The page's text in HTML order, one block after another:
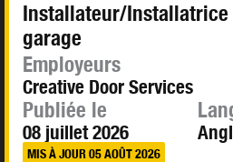
Installateur/Installatrice
garage
Employeurs
Creative Door Services
Publiée le
08 juillet 2026
MIS À JOUR 05 AOÛT 2026